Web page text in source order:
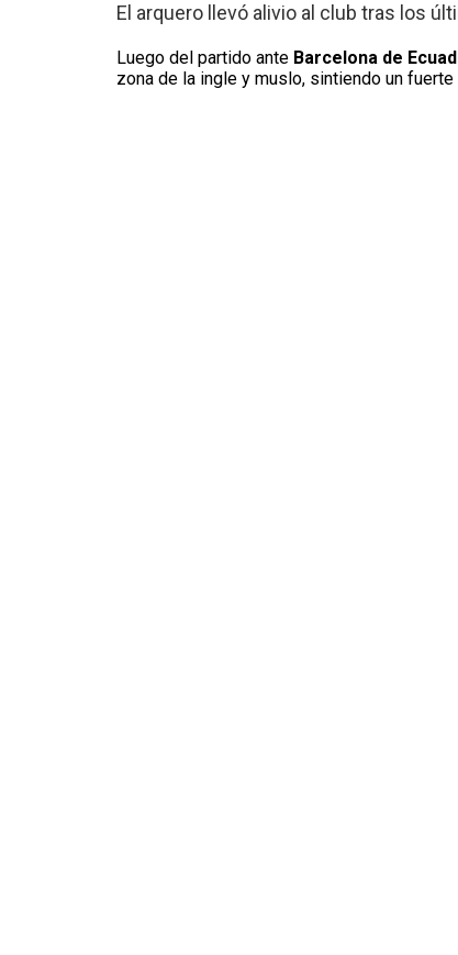
El arquero llevó alivio al club tras los
Luego del partido ante Barcelona de
zona de la ingle y muslo, sintiendo un